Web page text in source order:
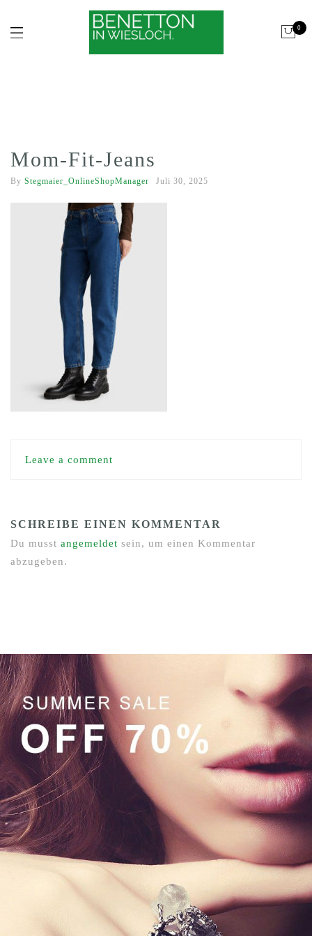
0
Mom-Fit-Jeans
By Stegmaier_OnlineShopManager Juli 30, 2025
Leave a comment
SCHREIBE EINEN KOMMENTAR
Du musst angemeldet sein, um einen Kommentar
abzugeben.